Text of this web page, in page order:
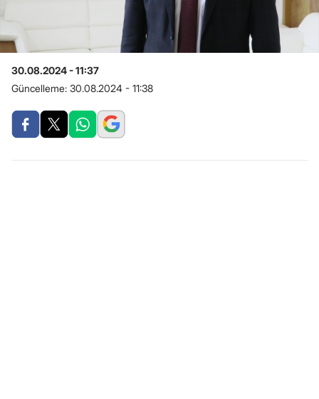
30.08.2024 - 11:37
Güncelleme: 30.08.2024 - 11:38